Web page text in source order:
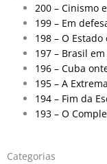
200 – Cinismo
199 – Em
198 – O
197 – Brasil
196 – Cuba
195 – A
194 – Fim da
193 – O
Categorias